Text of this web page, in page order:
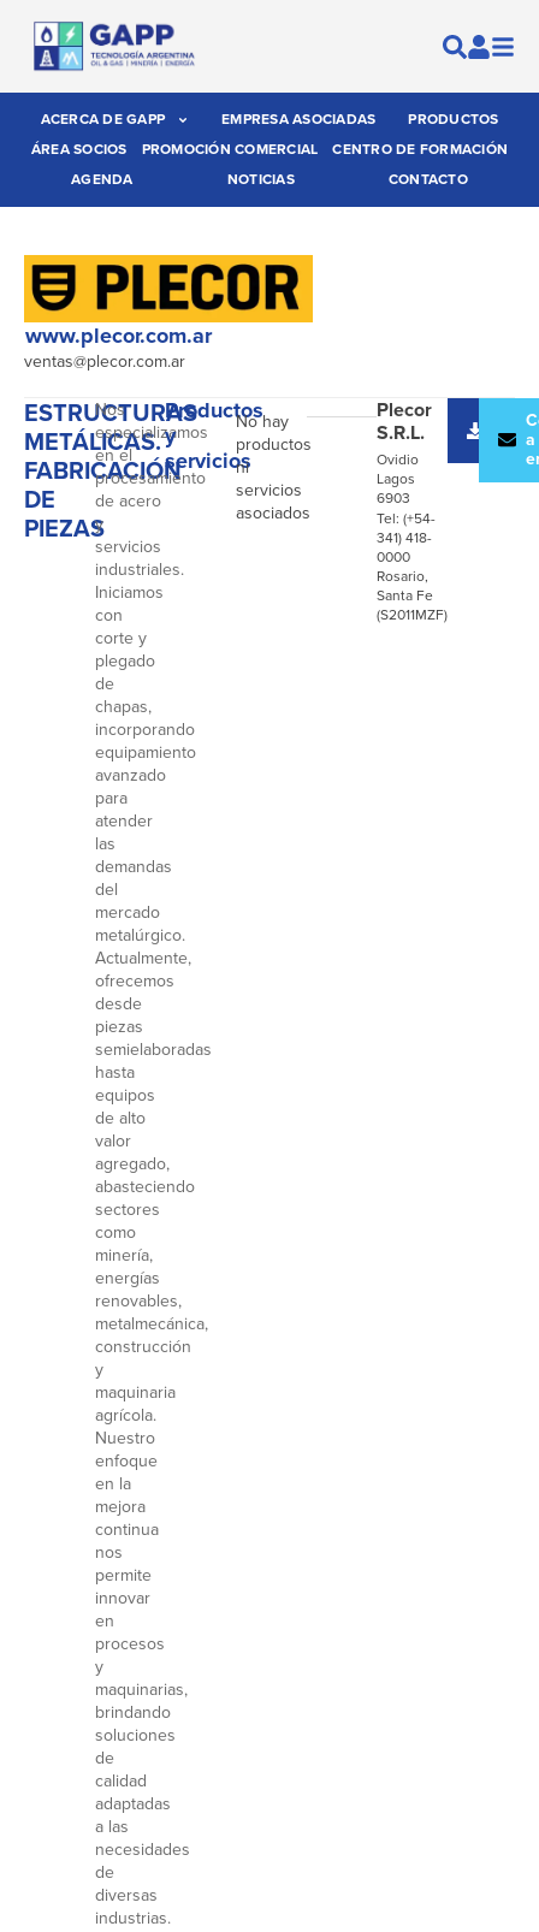
ACERCA DE GAPP EMPRESA ASOCIADAS
PRODUCTOS
ÁREA SOCIOS
PROMOCIÓN COMERCIAL
CENTRO DE FORMACIÓN
AGENDA
NOTICIAS CONTACTO
www.plecor.com.ar
ventas@plecor.com.ar
ESTRUCTURAS
METÁLICAS.
FABRICACIÓN
DE
PIEZAS
Nos
especializamos
en el
procesamiento
de acero
y
servicios
industriales.
Iniciamos
con
corte y
plegado
de
chapas,
incorporando
equipamiento
avanzado
para
atender
las
demandas
del
mercado
metalúrgico.
Actualmente,
ofrecemos
desde
piezas
semielaboradas
hasta
equipos
de alto
valor
agregado,
abasteciendo
sectores
como
minería,
energías
renovables,
metalmecánica,
construcción
y
maquinaria
agrícola.
Nuestro
enfoque
en la
mejora
continua
nos
permite
innovar
en
procesos
y
maquinarias,
brindando
soluciones
de
calidad
adaptadas
a las
necesidades
de
diversas
industrias.
Productos
y
servicios
No hay
productos
ni
servicios
asociados
Plecor
S.R.L.
Ovidio
Lagos
6903
Tel: (+54-
341) 418-
0000
Rosario,
Santa Fe
(S2011MZF)